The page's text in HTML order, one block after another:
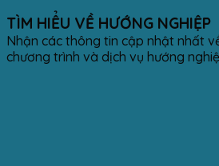
TÌM HIỂU VỀ HƯỚNG NGHIỆP
Nhận các thông tin cập nhật nhất
chương trình và dịch vụ hướng